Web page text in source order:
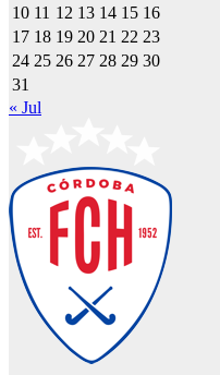
10 11 12 13 14 15 16
17 18 19 20 21 22 23
24 25 26 27 28 29 30
31
« Jul